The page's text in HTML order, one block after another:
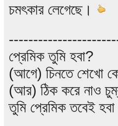
চমৎকার লেগেছে।
প্রেমিক তুমি হবা?
(আগে) চিনতে শেখো
(আর) ঠিক করে নাও
তুমি প্রেমিক তবেই